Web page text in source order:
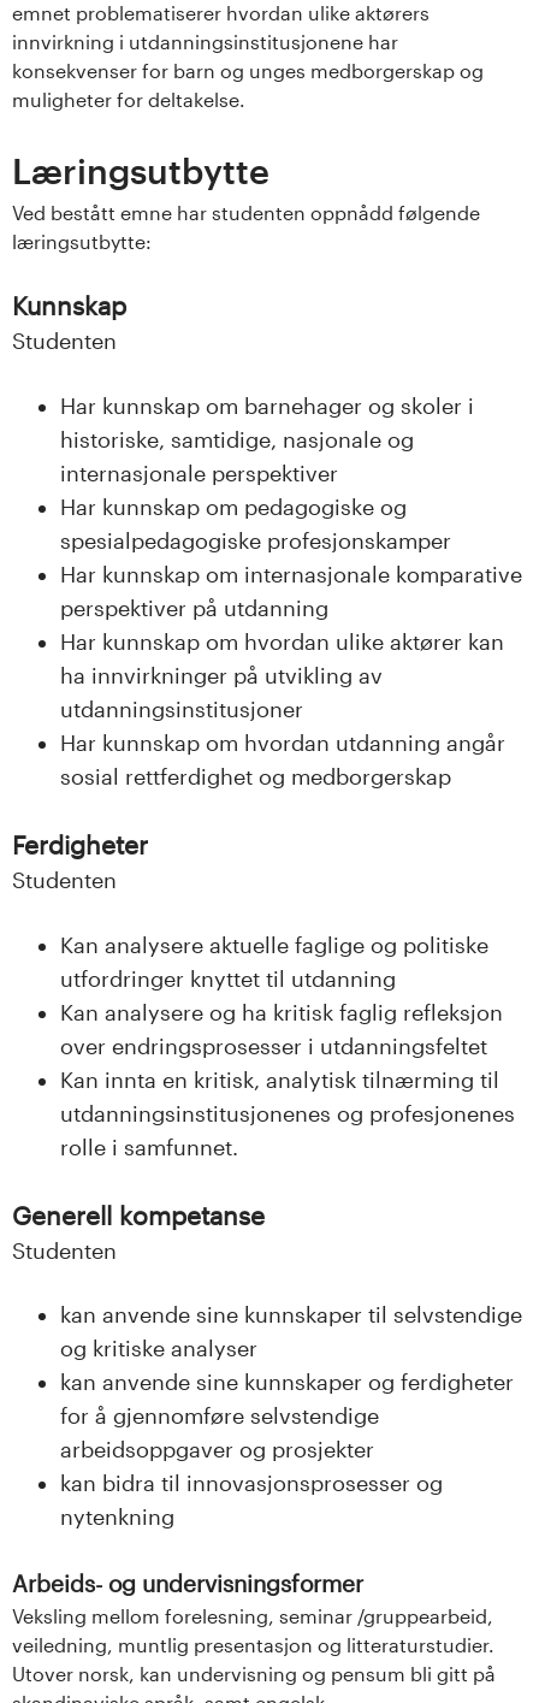
n
n
a
n
d
e
emnet problematiserer hvordan ulike aktørers
innvirkning i utdanningsinstitusjonene har
konsekvenser for barn og unges medborgerskap og
muligheter for deltakelse.
Læringsutbytte
Ved bestått emne har studenten oppnådd følgende
læringsutbytte:
Kunnskap
Studenten
Har kunnskap om barnehager og skoler i
historiske, samtidige, nasjonale og
internasjonale perspektiver
Har kunnskap om pedagogiske og
spesialpedagogiske profesjonskamper
Har kunnskap om internasjonale komparative
perspektiver på utdanning
Har kunnskap om hvordan ulike aktører kan
ha innvirkninger på utvikling av
utdanningsinstitusjoner
Har kunnskap om hvordan utdanning angår
sosial rettferdighet og medborgerskap
Ferdigheter
Studenten
Kan analysere aktuelle faglige og politiske
utfordringer knyttet til utdanning
Kan analysere og ha kritisk faglig refleksjon
over endringsprosesser i utdanningsfeltet
Kan innta en kritisk, analytisk tilnærming til
utdanningsinstitusjonenes og profesjonenes
rolle i samfunnet.
Generell kompetanse
Studenten
kan anvende sine kunnskaper til selvstendige
og kritiske analyser
kan anvende sine kunnskaper og ferdigheter
for å gjennomføre selvstendige
arbeidsoppgaver og prosjekter
kan bidra til innovasjonsprosesser og
nytenkning
Arbeids- og undervisningsformer
Veksling mellom forelesning, seminar /gruppearbeid,
veiledning, muntlig presentasjon og litteraturstudier.
Utover norsk, kan undervisning og pensum bli gitt på